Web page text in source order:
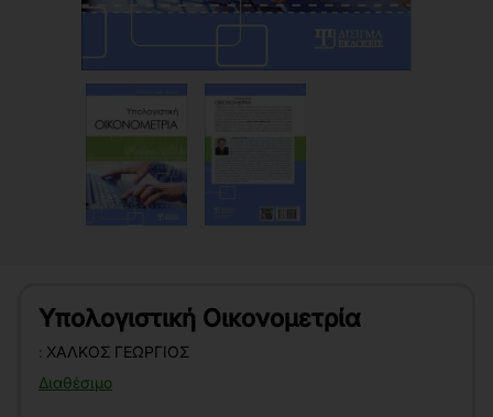
Υπολογιστική Οικονομετρία
Διαθέσιμο
: ΧΆΛΚΟΣ ΓΕΏΡΓΙΟΣ